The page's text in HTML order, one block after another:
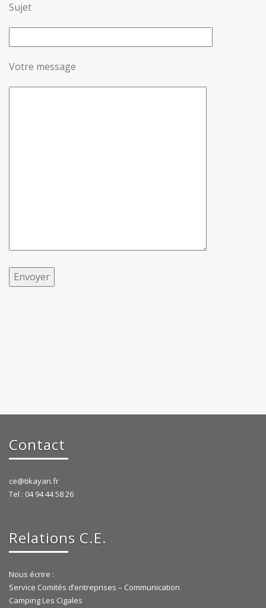
Sujet
Votre message
Contact
ce@tikayan.fr
Tel : 04 94 44 58 26
Relations C.E.
Nous écrire :
Service Comités d’entreprises – Communication
Camping Les Cigales